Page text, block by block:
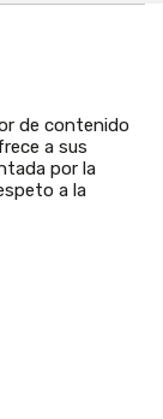
de contenido
a sus
por la
a la